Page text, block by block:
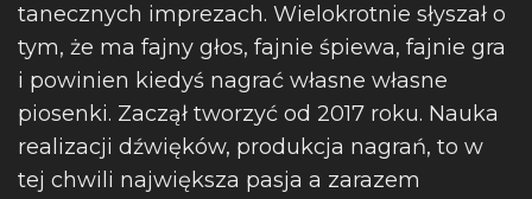
tanecznych imprezach. Wielokrotnie słyszał o
tym, że ma fajny głos, fajnie śpiewa, fajnie gra
i powinien kiedyś nagrać własne własne
piosenki. Zaczął tworzyć od 2017 roku. Nauka
realizacji dźwięków, produkcja nagrań, to w
tej chwili największa pasja a zarazem